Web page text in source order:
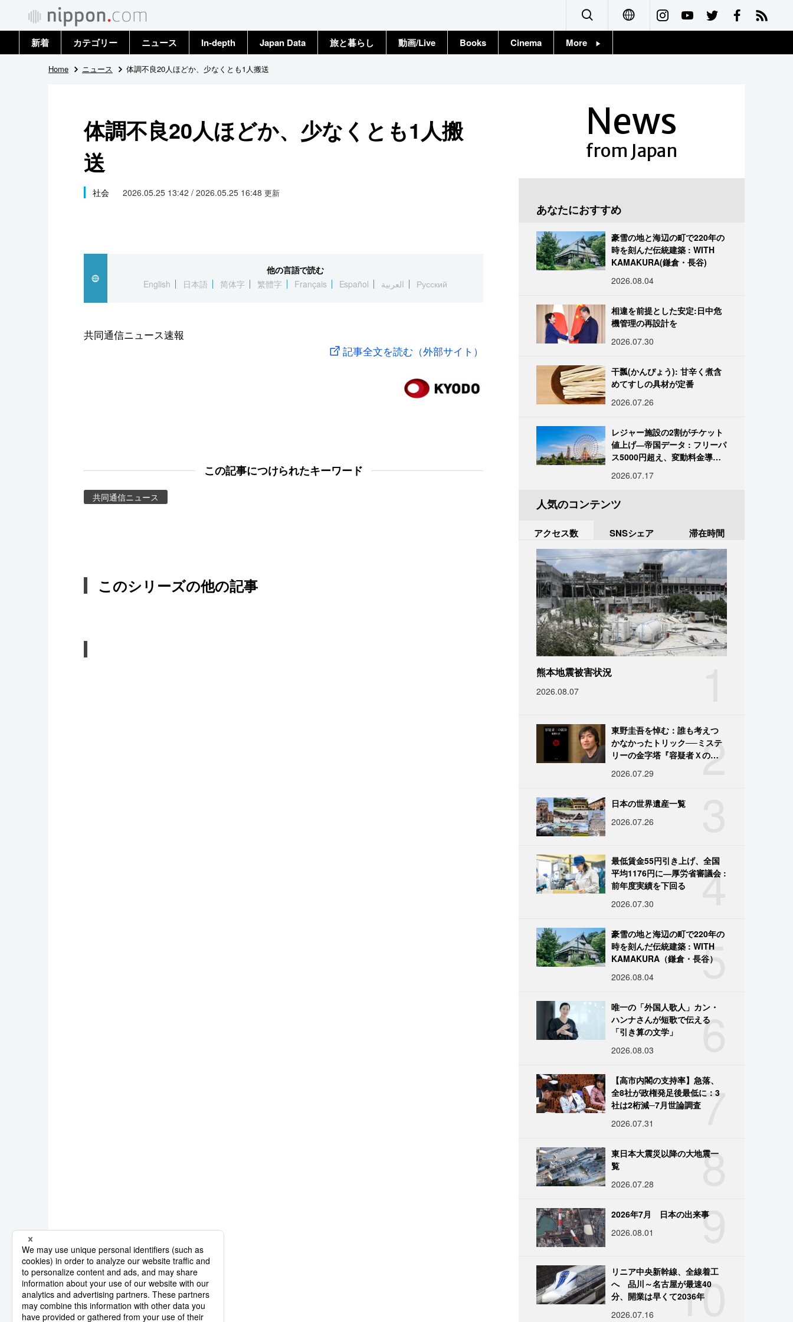
Français
新着 カテゴリー
政治・外交
国際
社会
文化
スポーツ・東京2020
ニュース
トップ
In-depth Japan Data 旅と暮らし 動画/Live Books Cinema More
Home ニュース 体調不良20人ほどか、少なくとも1人搬送
体調不良20人ほどか、少なくとも1人搬
送
社会 2026.05.25 13:42 / 2026.05.25 16:48 更新
他の言語で読む
English
日本語 简体字 繁體字 Français Español العربية Русский
共同通信ニュース速報
記事全文を読む（外部サイト）
この記事につけられたキーワード
共同通信ニュース
このシリーズの他の記事
News
from Japan
あなたにおすすめ
豪雪の地と海辺の町で220年の
時を刻んだ伝統建築 : WITH
KAMAKURA(鎌倉・長谷)
2026.08.04
相違を前提とした安定:日中危
機管理の再設計を
2026.07.30
干瓢(かんぴょう): 甘辛く煮含
めてすしの具材が定番
2026.07.26
レジャー施設の2割がチケット
値上げ―帝国データ : フリーパ
ス5000円超え、変動料金導入
2026.07.17
人気のコンテンツ
アクセス数 SNSシェア 滞在時間
熊本地震被害状況
2026.08.07
2
東野圭吾を悼む：誰も考えつ
かなかったトリック──ミステ
リーの金字塔『容疑者Ｘの献
2026.07.29
日本の世界遺産一覧
2026.07.26
4
最低賃金55円引き上げ、全国
平均1176円に―厚労省審議会 :
前年度実績を下回る
2026.07.30
5
豪雪の地と海辺の町で220年の
時を刻んだ伝統建築 : WITH
KAMAKURA（鎌倉・長谷）
2026.08.04
6
唯一の「外国人歌人」カン・
ハンナさんが短歌で伝える
「引き算の文学」
2026.08.03
7
【高市内閣の支持率】急落、
全8社が政権発足後最低に：3
社は2桁減─7月世論調査
2026.07.31
8
東日本大震災以降の大地震一
覧
2026.07.28
9
2026年7月 日本の出来事
2026.08.01
10
リニア中央新幹線、全線着工
へ 品川～名古屋が最速40
分、開業は早くて2036年
2026.07.16